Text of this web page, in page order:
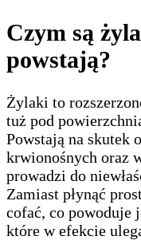
Czym są
powstają?
Żylaki to
tuż pod
Powstają na skutek
krwionośnych oraz
prowadzi do
Zamiast płynąć
cofać, co powoduje
które w efekcie